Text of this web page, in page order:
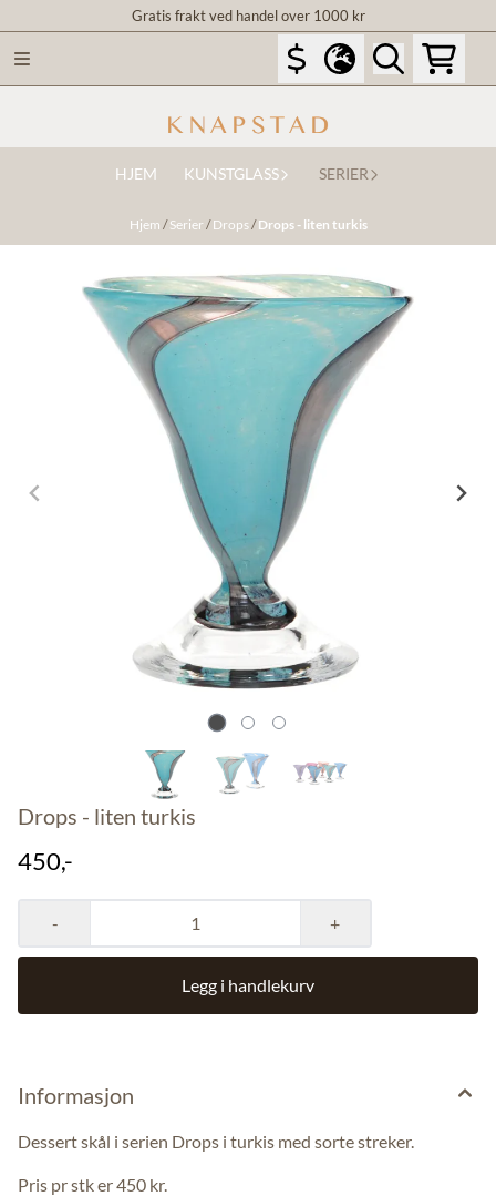
Gratis frakt ved handel over 1000 kr
HJEM KUNSTGLASS SERIER
Hjem /Serier /Drops/Drops - liten turkis
Drops - liten turkis
450,-
- +
Legg i handlekurv
Informasjon
Dessert skål i serien Drops i turkis med sorte streker.
Pris pr stk er 450 kr.